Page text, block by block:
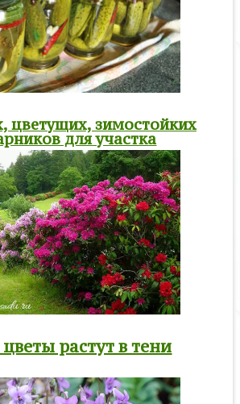
цветущих, зимостойких
для участка
растут в тени